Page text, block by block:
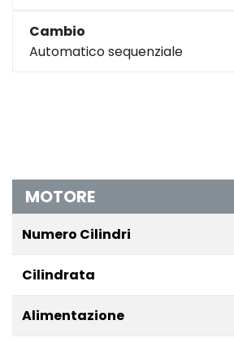
Cambio
Automatico sequenziale
MOTORE
Numero Cilindri
Cilindrata
Alimentazione